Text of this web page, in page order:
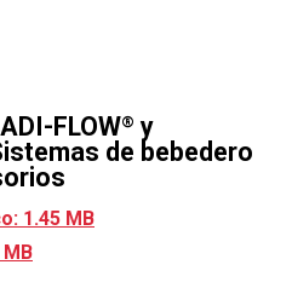
FLOW® y
de bebedero
1.45 MB